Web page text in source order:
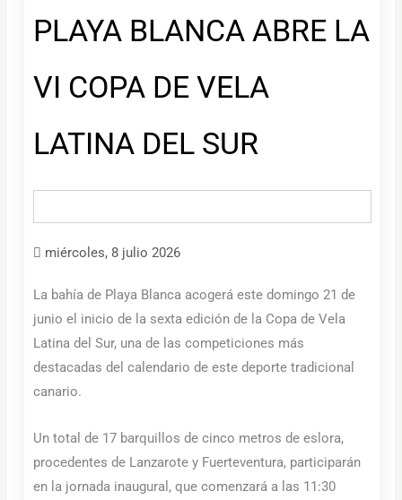
PLAYA BLANCA ABRE LA
VI COPA DE VELA
LATINA DEL SUR
miércoles, 8 julio 2026
La bahía de Playa Blanca acogerá este domingo 21 de
junio el inicio de la sexta edición de la Copa de Vela
Latina del Sur, una de las competiciones más
destacadas del calendario de este deporte tradicional
canario.
Un total de 17 barquillos de cinco metros de eslora,
procedentes de Lanzarote y Fuerteventura, participarán
en la jornada inaugural, que comenzará a las 11:30